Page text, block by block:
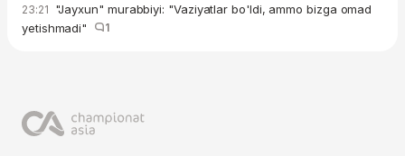
23:21 "Jayxun" murabbiyi: "Vaziyatlar bo'ldi, ammo bizga omad
yetishmadi"
1